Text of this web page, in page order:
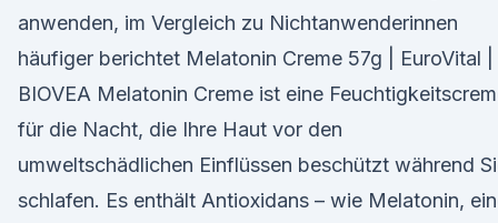
anwenden, im Vergleich zu Nichtanwenderinnen
häufiger berichtet Melatonin Creme 57g | EuroVital |
BIOVEA Melatonin Creme ist eine
für die Nacht, die Ihre Haut vor den
umweltschädlichen Einflüssen beschützt während
schlafen. Es enthält Antioxidans – wie Melatonin,